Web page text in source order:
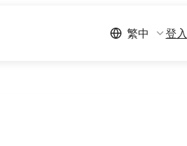
繁中 登入